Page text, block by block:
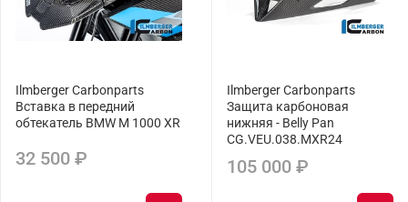
Ilmberger Carbonparts
Вставка в передний
обтекатель BMW M 1000 XR
32 500 ₽
Ilmberger Carbonparts
Защита карбоновая
нижняя - Belly Pan
CG.VEU.038.MXR24
105 000 ₽